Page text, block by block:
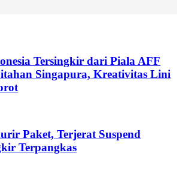
Tersingkir dari Piala AFF
Singapura, Kreativitas Lini
Paket, Terjerat Suspend
Terpangkas